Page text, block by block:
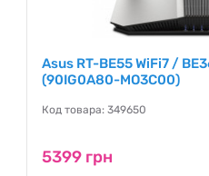
Asus RT-BE55 WiFi7 /
(90IG0A80-MO3C00)
Код товара: 349650
5399 грн